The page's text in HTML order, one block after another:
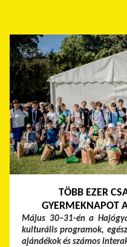
TÖBB EZER
GYERMEKNAPOT
Május 30–31-én a
kulturális programok,
ajándékok és számos